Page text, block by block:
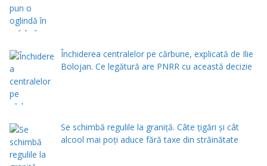
Închiderea centralelor pe cărbune, explicată de Ilie
Bolojan. Ce legătură are PNRR cu această decizie
Se schimbă regulile la graniță. Câte țigări și cât
alcool mai poți aduce fără taxe din străinătate